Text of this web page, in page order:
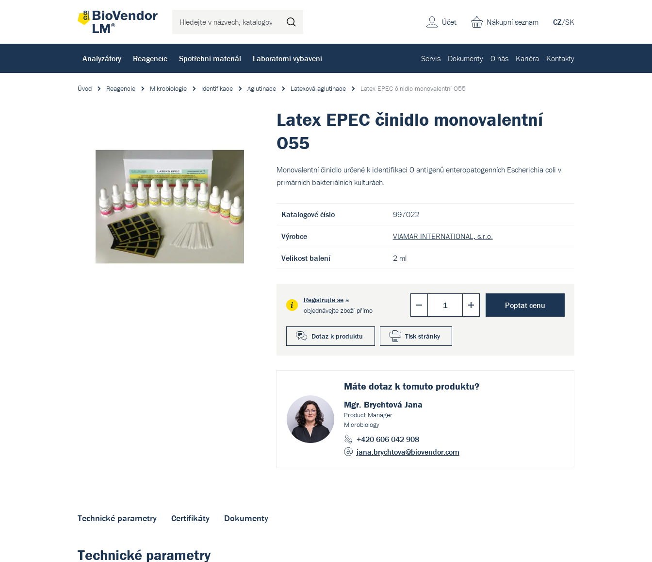
CZ/SK
Nákupní seznam
Účet
Analyzátory Reagencie Spotřební materiál Laboratorní vybavení Servis Dokumenty O nás Kariéra Kontakty
Úvod Reagencie Mikrobiologie Identifikace Aglutinace Latexová aglutinace Latex EPEC činidlo monovalentní O55
Latex EPEC činidlo monovalentní
O55
Monovalentní činidlo určené k identifikaci O antigenů enteropatogenních Escherichia coli v
primárních bakteriálních kulturách.
Katalogové číslo 997022
Výrobce VIAMAR INTERNATIONAL, s.r.o.
Velikost balení 2 ml
Poptat cenu
Registrujte sea
objednávejte zboží přímo
Dotaz k produktu Tisk stránky
Máte dotaz k tomuto produktu?
Mgr. Brychtová Jana
Product Manager
Microbiology
+420 606 042 908
jana.brychtova@biovendor.com
Technické parametry Certifikáty Dokumenty
Technické parametry